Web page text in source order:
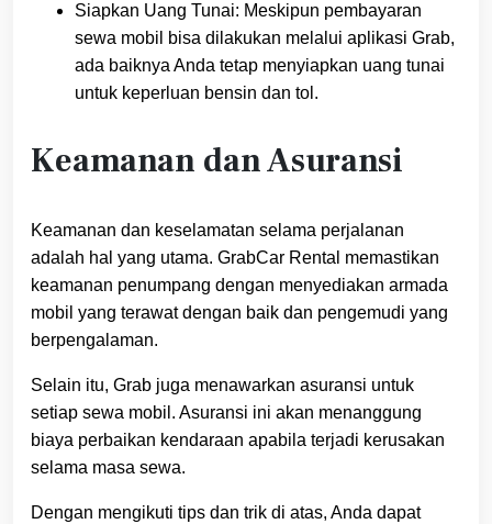
Siapkan Uang Tunai: Meskipun pembayaran
sewa mobil bisa dilakukan melalui aplikasi Grab,
ada baiknya Anda tetap menyiapkan uang tunai
untuk keperluan bensin dan tol.
Keamanan dan Asuransi
Keamanan dan keselamatan selama perjalanan
adalah hal yang utama. GrabCar Rental memastikan
keamanan penumpang dengan menyediakan armada
mobil yang terawat dengan baik dan pengemudi yang
berpengalaman.
Selain itu, Grab juga menawarkan asuransi untuk
setiap sewa mobil. Asuransi ini akan menanggung
biaya perbaikan kendaraan apabila terjadi kerusakan
selama masa sewa.
Dengan mengikuti tips dan trik di atas, Anda dapat